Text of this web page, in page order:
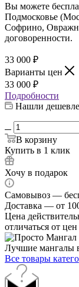
Вы можете
Подмосковье
Софрино,
договоренности.
33 000 ₽
Варианты цен
33 000 ₽
Подробности
Нашли
В корзину
Купить в 1 клик
Хочу в подарок
Самовывоз —
Доставка — от
Цена
отличаться от
Лучшие мангалы
Все товары